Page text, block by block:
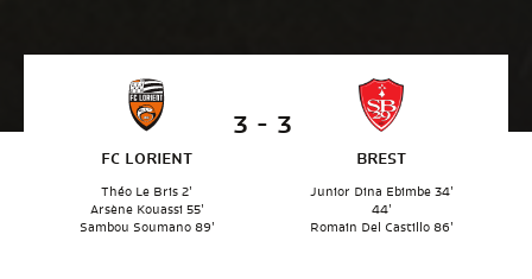
FC LORIENT
Théo Le Bris 2'
Arsène Kouassi 55'
Sambou Soumano 89'
3 - 3
BREST
Junior Dina Ebimbe 34'
44'
Romain Del Castillo 86'